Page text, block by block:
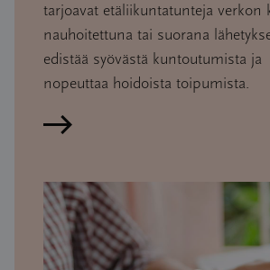
tarjoavat etäliikuntatunteja verkon
nauhoitettuna tai suorana
edistää syövästä kuntoutumista ja
nopeuttaa hoidoista toipumista.
Lue artikkeli